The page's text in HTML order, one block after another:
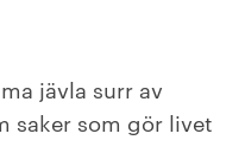
jävla surr av
saker som gör livet